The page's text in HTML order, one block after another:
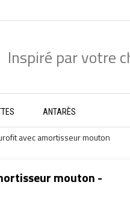
ANTARÈS
avec amortisseur mouton
mouton -